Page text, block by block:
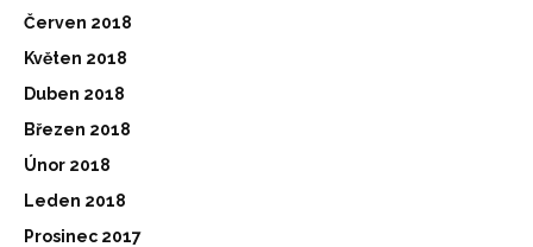
Červen 2018
Květen 2018
Duben 2018
Březen 2018
Únor 2018
Leden 2018
Prosinec 2017